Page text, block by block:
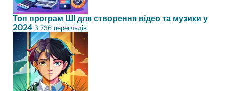
Топ програм ШІ для створення відео та музики у
2024 3 736 переглядів